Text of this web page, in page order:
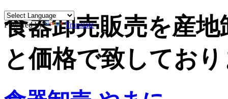
Powered by Translate
食器卸売販売を産
と価格で致してお